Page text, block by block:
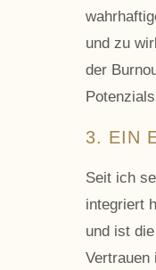
und zu
der
3. EIN
Seit ich
integriert
und ist